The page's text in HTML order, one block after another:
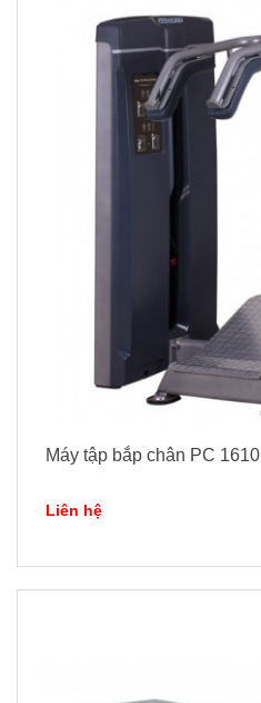
Máy tập bắp chân PC 1610
Liên hệ